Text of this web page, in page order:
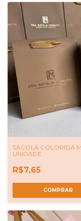
SACOLA COLORIDA
UNIDADE
R$7,65
COMPRAR